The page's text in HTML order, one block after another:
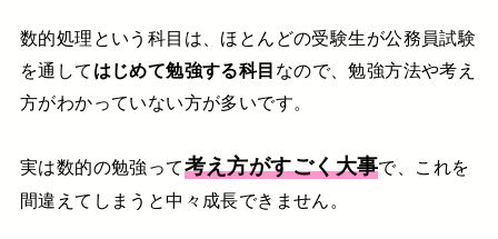
数的処理という科目は、ほとんどの受験生が公務員試験
を通してはじめて勉強する科目なので、勉強方法や考え
方がわかっていない方が多いです。
実は数的の勉強って考え方がすごく大事で、 これを
間違えてしまうと中々成長できません。